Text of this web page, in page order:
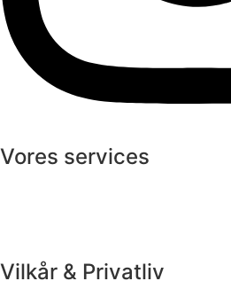
Vores services
Vilkår & Privatliv